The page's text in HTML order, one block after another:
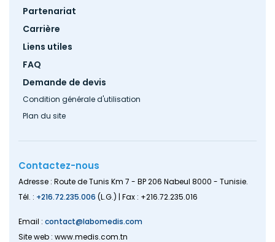
Partenariat
Carrière
Liens utiles
FAQ
Demande de devis
Condition générale d'utilisation
Plan du site
Contactez-nous
Adresse : Route de Tunis Km 7 - BP 206 Nabeul 8000 - Tunisie.
Tél. : +216.72.235.006 (L.G.) | Fax : +216.72.235.016
Email : contact@labomedis.com
Site web : www.medis.com.tn